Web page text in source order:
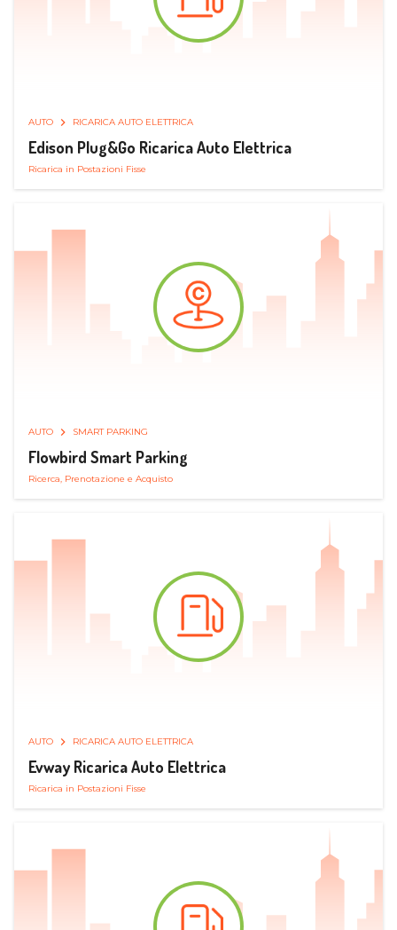
AUTO RICARICA AUTO ELETTRICA
Edison Plug&Go Ricarica Auto Elettrica
Ricarica in Postazioni Fisse
AUTO SMART PARKING
Flowbird Smart Parking
Ricerca, Prenotazione e Acquisto
AUTO RICARICA AUTO ELETTRICA
Evway Ricarica Auto Elettrica
Ricarica in Postazioni Fisse